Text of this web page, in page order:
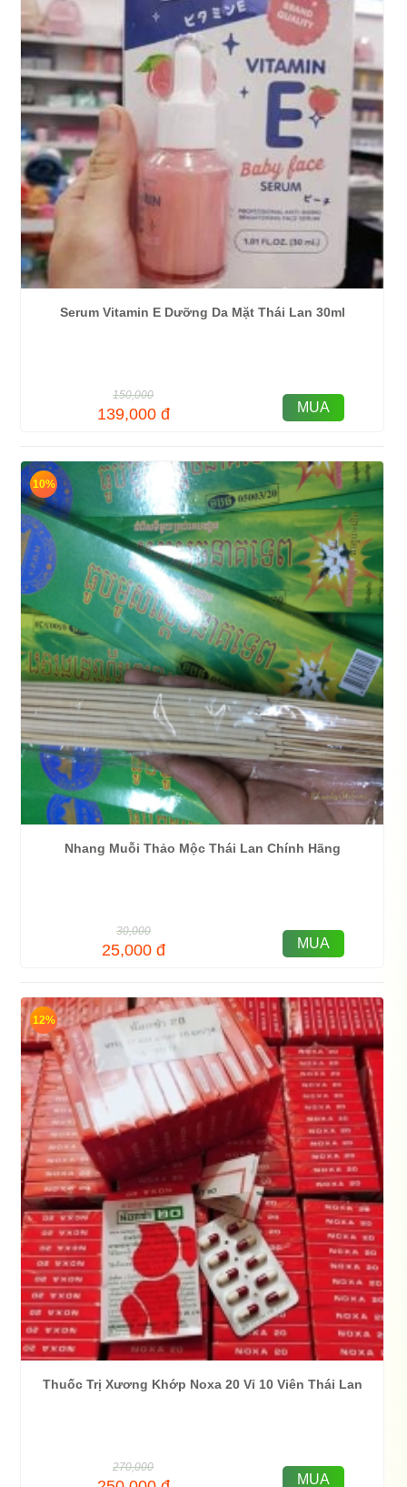
Serum Vitamin E Dưỡng Da Mặt Thái Lan 30ml
150,000
139,000 đ MUA
10%
Nhang Muỗi Thảo Mộc Thái Lan Chính Hãng
30,000
25,000 đ MUA
12%
Thuốc Trị Xương Khớp Noxa 20 Vỉ 10 Viên Thái Lan
270,000
MUA